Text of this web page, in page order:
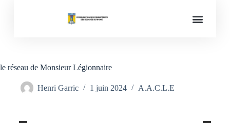
le réseau de Monsieur Légionnaire
Henri Garric 1 juin 2024 A.A.C.L.E